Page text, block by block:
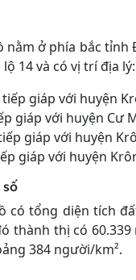
nằm ở phía bắc
14 và có vị trí địa lý:
giáp với huyện
giáp với huyện Cư
giáp với huyện
giáp với huyện
có tổng diện tích
thành thị có
384 người/km².